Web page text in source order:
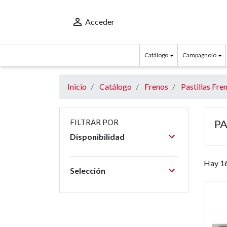
 Acceder
Catálogo Campagnolo
Inicio Catálogo Frenos Pastillas
FILTRAR POR
Disponibilidad 
Selección 
Hay